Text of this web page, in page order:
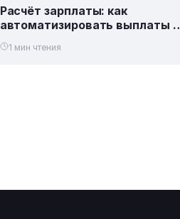
Расчёт зарплаты: как
автоматизировать выплаты и
выстроить справедливую
систему мотивации
1 мин чтения